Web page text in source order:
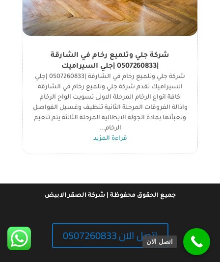
شركة جلي وتلميع رخام في الشارقة
|0507260833 |جلي السيراميك
شركة جلي وتلميع رخام في الشارقة |0507260833 |جلي
السيراميك تقدم شركة جلي وتلميع رخام في الشارقة
كافة انواع الرخام المرحلة الاولى تسويت الواح الرخام
واذالة الفروقات المرحلة الثانية تنظيف وغسيل الفواصل
وتعبأتها بمادة الجولة الايطالية المرحلة الثالثة يتم تنعيم
الرخام...
قراءة المزيد
جميع الحقوق محفوظة | شركة الصقر الابيض
اتصل الان 0507260833اتصل الان